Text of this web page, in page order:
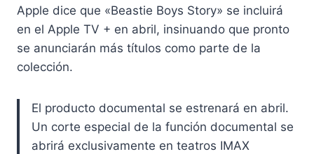
Apple dice que «Beastie Boys Story» se incluirá
en el Apple TV + en abril, insinuando que pronto
se anunciarán más títulos como parte de la
colección.
El producto documental se estrenará en abril.
Un corte especial de la función documental se
abrirá exclusivamente en teatros IMAX